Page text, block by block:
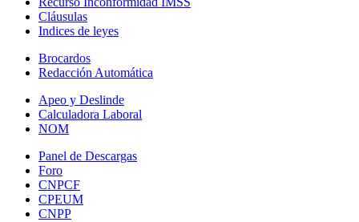
Cláusulas
Indices de leyes
Brocardos
Redacción Automática
Apeo y Deslinde
Calculadora Laboral
NOM
Panel de Descargas
Foro
CNPCF
CPEUM
CNPP